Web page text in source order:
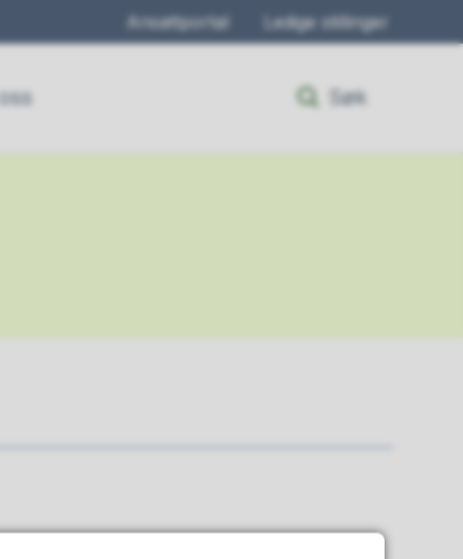
Ansattportal Ledige stillinger
Søk